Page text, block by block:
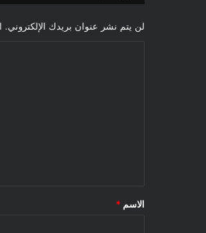
لن يتم نشر عنوان بريدك الإلكتروني.
*
الاسم *